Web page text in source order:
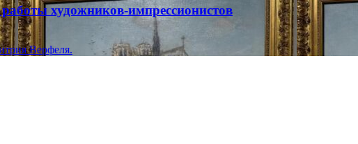
художников-импрессионистов
Верфеля.